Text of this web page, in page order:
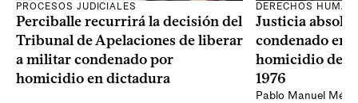
PROCESOS JUDICIALES
Perciballe recurrirá la decisión del
Tribunal de Apelaciones de liberar
a militar condenado por
homicidio en dictadura
DERECHOS
Justicia
condenado en
homicidio de
1976
Pablo Manuel